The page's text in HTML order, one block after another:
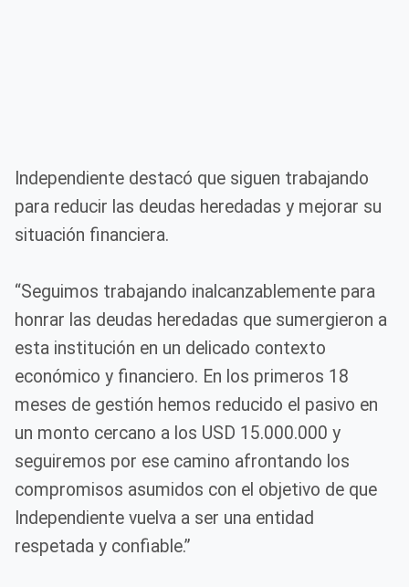
Independiente destacó que siguen trabajando
para reducir las deudas heredadas y mejorar su
situación financiera.
“Seguimos trabajando inalcanzablemente para
honrar las deudas heredadas que sumergieron a
esta institución en un delicado contexto
económico y financiero. En los primeros 18
meses de gestión hemos reducido el pasivo en
un monto cercano a los USD 15.000.000 y
seguiremos por ese camino afrontando los
compromisos asumidos con el objetivo de que
Independiente vuelva a ser una entidad
respetada y confiable.”